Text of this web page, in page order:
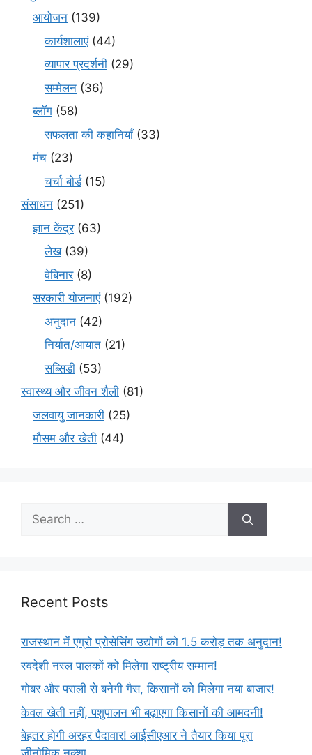
आयोजन (139)
कार्यशालाएं(44)
व्यापार प्रदर्शनी (29)
सम्मेलन (36)
ब्लॉग (58)
सफलता की कहानियाँ(33)
मंच (23)
चर्चा बोर्ड(15)
संसाधन (251)
ज्ञान केंद्र(63)
लेख(39)
वेबिनार(8)
सरकारी योजनाएं(192)
अनुदान (42)
निर्यात/आयात (21)
सब्सिडी (53)
स्वास्थ्य और जीवन शैली (81)
जलवायु जानकारी (25)
मौसम और खेती (44)
Recent Posts
राजस्थान में एग्रो प्रोसेसिंग उद्योगों को 1.5 करोड़ तक अनुदान!
स्वदेशी नस्ल पालकों को मिलेगा राष्ट्रीय सम्मान!
गोबर और पराली से बनेगी गैस, किसानों को मिलेगा नया बाजार!
केवल खेती नहीं, पशुपालन भी बढ़ाएगा किसानों की आमदनी!
बेहतर होगी अरहर पैदावार! आईसीएआर ने तैयार किया पूरा